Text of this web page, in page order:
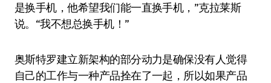
是换手机，他希望我们能一直换手机，”克拉莱斯
说。“我不想总换手机！”
奥斯特罗建立新架构的部分动力是确保没有人觉得
自己的工作与一种产品拴在了一起，所以如果产品